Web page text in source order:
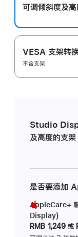
可调倾斜度及
VESA 支架转
不含支架
Studio
及高度的支架
是否要添加
AppleCare+
Display)
RMB 1,249 或